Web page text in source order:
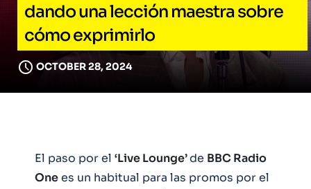
dando una lección maestra sobre
cómo exprimirlo
OCTOBER 28, 2024
El paso por el ‘Live Lounge’de BBC Radio
Onees un habitual para las promos por el